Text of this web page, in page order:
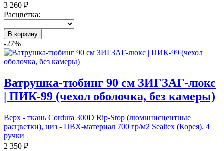
3 260 ₽
Расцветка:
В корзину
-27%
Ватрушка-тюбинг 90 см ЗИГЗАГ-люкс
| ПИК-99 (чехол оболочка, без камеры)
Верх - ткань Cordura 300D Rip-Stop (люминисцентные
расцветки), низ - ПВХ-материал 700 гр/м2 Sealtex (Корея). 4
ручки
2 350 ₽